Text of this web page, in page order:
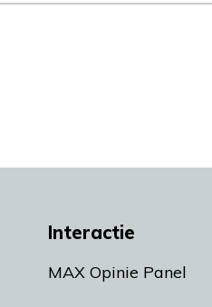
Interactie
MAX Opinie Panel